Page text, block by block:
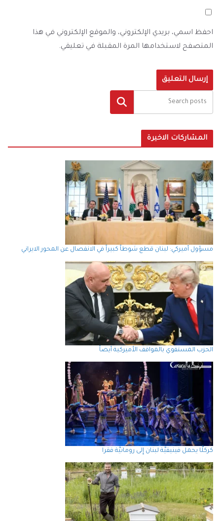
احفظ اسمي، بريدي الإلكتروني، والموقع الإلكتروني في هذا
المتصفح لاستخدامها المرة المقبلة في تعليقي.
البحث
المشاركات الاخيرة
مسؤول أميركي: لبنان قطع شوطاً كبيراً في الانفصال عن المحور الايراني
الحزب المستقوي بالمواقف الأميركية أيضاً
كركلَّا يحمل فينيقيَّة لبنان إِلى رومانيَّة فقرا